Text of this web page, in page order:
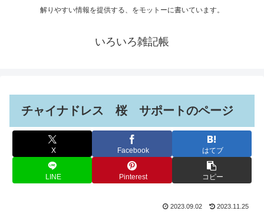
解りやすい情報を提供する、をモットーに書いています。
いろいろ雑記帳
チャイナドレス 桜 サポートのページ
X Facebook はてブ
LINE Pinterest コピー
2023.09.02 2023.11.25